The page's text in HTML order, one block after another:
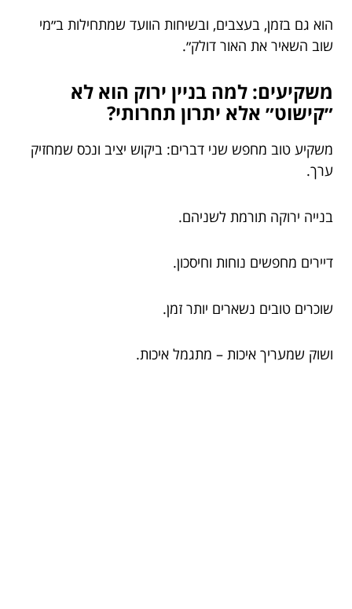
הוא גם בזמן, בעצבים, ובשיחות הוועד שמתחילות ב״מי
שוב השאיר את האור דולק״.
משקיעים: למה בניין ירוק הוא לא
״קישוט״ אלא יתרון תחרותי?
משקיע טוב מחפש שני דברים: ביקוש יציב ונכס שמחזיק
ערך.
בנייה ירוקה תורמת לשניהם.
דיירים מחפשים נוחות וחיסכון.
שוכרים טובים נשארים יותר זמן.
ושוק שמעריך איכות – מתגמל איכות.